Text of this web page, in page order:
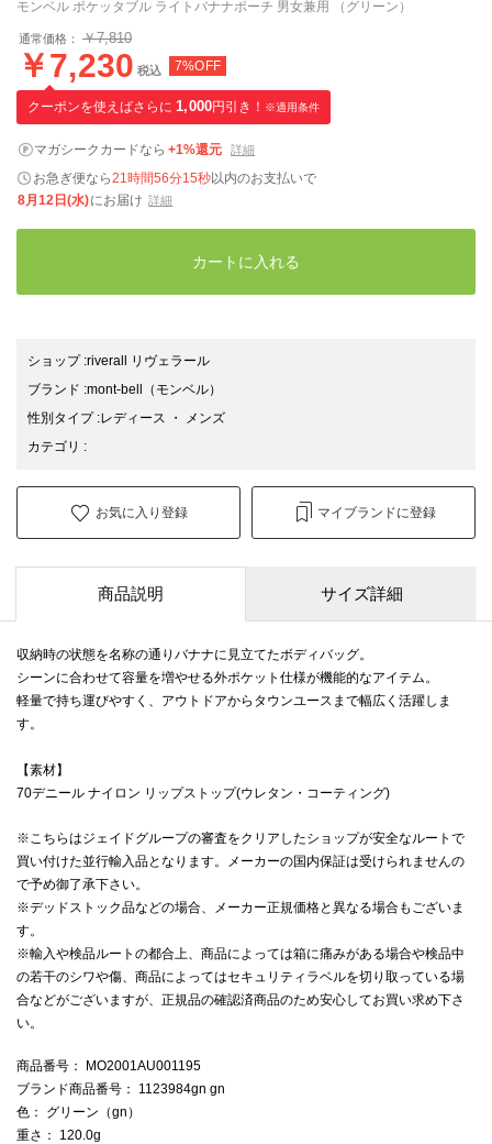
モンベル ポケッタブル ライトバナナポーチ 男女兼用 （グリーン）
通常価格： ￥7,810
￥7,230 税込 7%OFF
クーポンを使えばさらに 1,000円引き！ ※適用条件
マガシークカードなら +1%還元 詳細
お急ぎ便なら21時間56分14秒以内のお支払いで
8月12日(水)にお届け 詳細
カートに入れる
ショップ:riverall リヴェラール
ブランド :mont-bell （モンベル）
性別タイプ:レディース ・
メンズ
カテゴリ :
お気に入り登録 マイブランドに登録
商品説明 サイズ詳細
収納時の状態を名称の通りバナナに見立てたボディバッグ。
シーンに合わせて容量を増やせる外ポケット仕様が機能的なアイテム。
軽量で持ち運びやすく、アウトドアからタウンユースまで幅広く活躍しま
す。
【素材】
70デニール ナイロン リップストップ(ウレタン・コーティング)
※こちらはジェイドグループの審査をクリアしたショップが安全なルートで
買い付けた並行輸入品となります。メーカーの国内保証は受けられませんの
で予め御了承下さい。
※デッドストック品などの場合、メーカー正規価格と異なる場合もございま
す。
※輸入や検品ルートの都合上、商品によっては箱に痛みがある場合や検品中
の若干のシワや傷、商品によってはセキュリティラベルを切り取っている場
合などがございますが、正規品の確認済商品のため安心してお買い求め下さ
い。
商品番号 ： MO2001AU001195
ブランド商品番号 ： 1123984gn gn
色 ： グリーン（gn）
重さ ： 120.0g